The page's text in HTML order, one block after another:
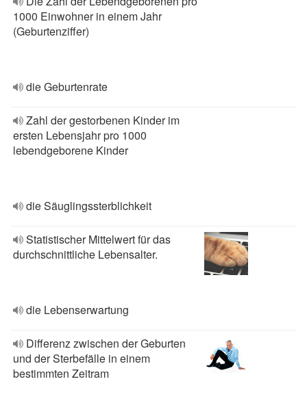
1000 Einwohner in einem Jahr
(Geburtenziffer)
die Geburtenrate
Zahl der gestorbenen Kinder im
ersten Lebensjahr pro 1000
lebendgeborene Kinder
die Säuglingssterblichkeit
Statistischer Mittelwert für das
durchschnittliche Lebensalter.
die Lebenserwartung
Differenz zwischen der Geburten
und der Sterbefälle in einem
bestimmten Zeitram